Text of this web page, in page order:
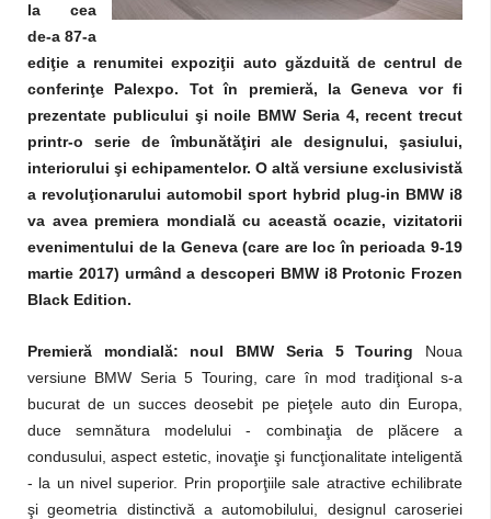
la cea
de-a 87-a
ediţie a renumitei expoziţii auto găzduită de centrul de
conferinţe Palexpo. Tot în premieră, la Geneva vor fi
prezentate publicului şi noile BMW Seria 4, recent trecut
printr-o serie de îmbunătăţiri ale designului, şasiului,
interiorului şi echipamentelor. O altă versiune exclusivistă
a revoluţionarului automobil sport hybrid plug-in BMW i8
va avea premiera mondială cu această ocazie, vizitatorii
evenimentului de la Geneva (care are loc în perioada 9-19
martie 2017) urmând a descoperi BMW i8 Protonic Frozen
Black Edition.
Premieră mondială: noul BMW Seria 5 Touring Noua
versiune BMW Seria 5 Touring, care în mod tradiţional s-a
bucurat de un succes deosebit pe pieţele auto din Europa,
duce semnătura modelului - combinaţia de plăcere a
condusului, aspect estetic, inovaţie şi funcţionalitate inteligentă
- la un nivel superior. Prin proporţiile sale atractive echilibrate
şi geometria distinctivă a automobilului, designul caroseriei